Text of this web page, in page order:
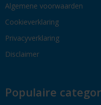
Algemene voorwaarden
Cookieverklaring
Privacyverklaring
Disclaimer
Populaire